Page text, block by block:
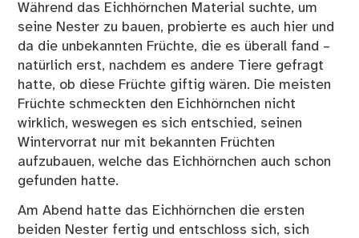
Während das Eichhörnchen Material suchte, um
seine Nester zu bauen, probierte es auch hier und
da die unbekannten Früchte, die es überall fand –
natürlich erst, nachdem es andere Tiere gefragt
hatte, ob diese Früchte giftig wären. Die meisten
Früchte schmeckten den Eichhörnchen nicht
wirklich, weswegen es sich entschied, seinen
Wintervorrat nur mit bekannten Früchten
aufzubauen, welche das Eichhörnchen auch schon
gefunden hatte.
Am Abend hatte das Eichhörnchen die ersten
beiden Nester fertig und entschloss sich, sich